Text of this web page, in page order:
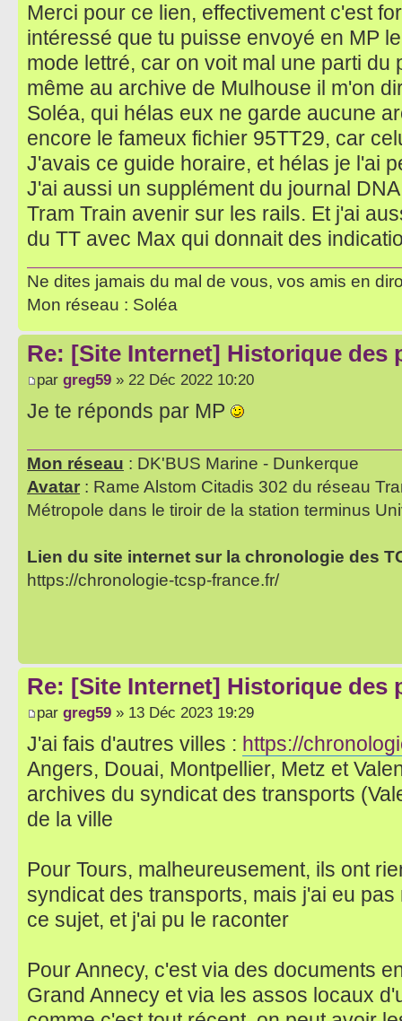
Merci pour ce lien, effectivement c'est
intéressé que tu puisse envoyé en MP
mode lettré, car on voit mal une parti du
même au archive de Mulhouse il m'on
Soléa, qui hélas eux ne garde aucune
encore le fameux fichier 95TT29, car
J'avais ce guide horaire, et hélas je l'ai
J'ai aussi un supplément du journal
Tram Train avenir sur les rails. Et j'ai
du TT avec Max qui donnait des
Ne dites jamais du mal de vous, vos amis en
Mon réseau : Soléa
Re: [Site Internet] Historique des
par greg59 » 22 Déc 2022 10:20
Je te réponds par MP
Mon réseau : DK'BUS Marine - Dunkerque
Avatar : Rame Alstom Citadis 302 du réseau
Métropole dans le tiroir de la station terminus
Lien du site internet sur la chronologie des
https://chronologie-tcsp-france.fr/
Re: [Site Internet] Historique des
par greg59 » 13 Déc 2023 19:29
J'ai fais d'autres villes : https://
Angers, Douai, Montpellier, Metz et
archives du syndicat des transports
de la ville
Pour Tours, malheureusement, ils ont
syndicat des transports, mais j'ai eu
ce sujet, et j'ai pu le raconter
Pour Annecy, c'est via des documents
Grand Annecy et via les assos locaux